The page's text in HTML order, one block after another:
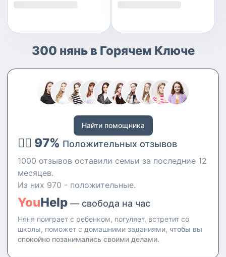
300 нянь в Горячем Ключе
Найти помощника
👍🏻 97% Положительных отзывов
1000 отзывов оставили семьи за последние 12
месяцев.
Из них 970 - положительные.
YouHelp — свобода на час
Няня поиграет с ребенком, погуляет, встретит со
школы, поможет с домашними заданиями, чтобы вы
спокойно позанимались своими делами.